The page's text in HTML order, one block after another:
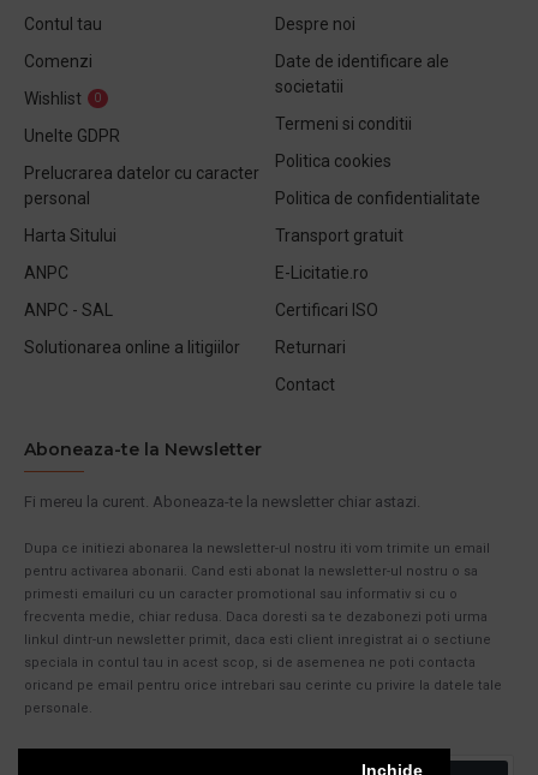
Inchide
Contul tau
Comenzi
Wishlist
0
Unelte GDPR
Prelucrarea datelor cu caracter
personal
Harta Sitului
ANPC
ANPC - SAL
Solutionarea online a litigiilor
Despre noi
Date de identificare ale
societatii
Termeni si conditii
Politica cookies
Politica de confidentialitate
Transport gratuit
E-Licitatie.ro
Certificari ISO
Returnari
Contact
Aboneaza-te la Newsletter
Fi mereu la curent. Aboneaza-te la newsletter chiar astazi.
Dupa ce initiezi abonarea la newsletter-ul nostru iti vom trimite un email
pentru activarea abonarii. Cand esti abonat la newsletter-ul nostru o sa
primesti emailuri cu un caracter promotional sau informativ si cu o
frecventa medie, chiar redusa. Daca doresti sa te dezabonezi poti urma
linkul dintr-un newsletter primit, daca esti client inregistrat ai o sectiune
speciala in contul tau in acest scop, si de asemenea ne poti contacta
oricand pe email pentru orice intrebari sau cerinte cu privire la datele tale
personale.